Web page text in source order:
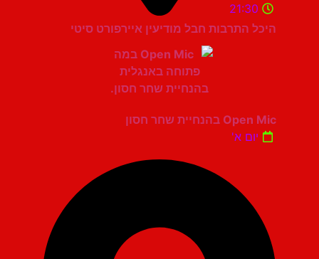
היכל התרבות חבל מודיעין איירפורט סיטי
21:30
Open Mic בהנחיית שחר חסון
יום א'